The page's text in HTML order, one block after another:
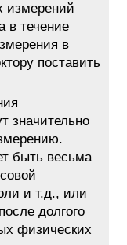
измерений
в течение
в
поставить
значительно
быть весьма
и т.д., или
долгого
физических